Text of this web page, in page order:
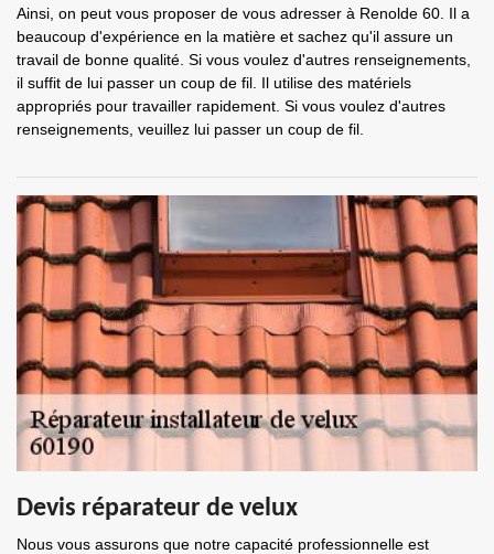
Ainsi, on peut vous proposer de vous adresser à Renolde 60. Il a
beaucoup d'expérience en la matière et sachez qu'il assure un
travail de bonne qualité. Si vous voulez d'autres renseignements,
il suffit de lui passer un coup de fil. Il utilise des matériels
appropriés pour travailler rapidement. Si vous voulez d'autres
renseignements, veuillez lui passer un coup de fil.
Devis réparateur de velux
Nous vous assurons que notre capacité professionnelle est